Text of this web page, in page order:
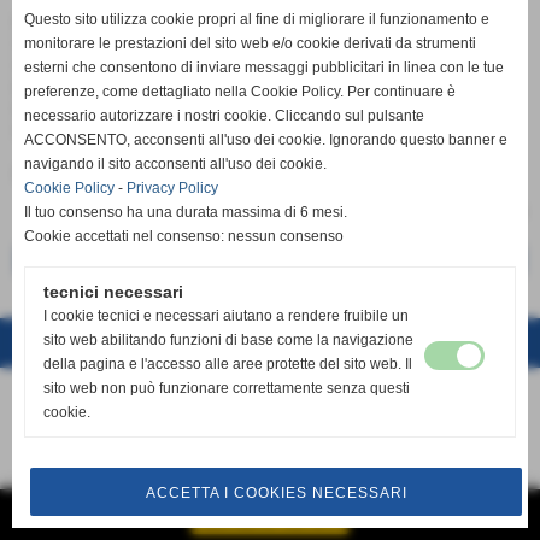
LA CIU CIU OFFIDA VOLLEY SI COMPLIMENTA CON LA
SCAVOLINI PESARO PER LA VITTORIADEL SECONDO
SCUDETTO CONSECUTIVO E PER LA VITTORIA DEL TITOLO
REGIONALE DA PARTE DELL´ UNDER 14 VINCITRICE DELL´
ULTIA EDIZIONE DELL´ OFFIDA INTERNATIONAL VOLLEY
CUP!!!
Fonte:UFFICIO STAMPA
Realizzazione siti web www.sitoper.it
Questo sito utilizza cookie propri al fine di migliorare il funzionamento e
monitorare le prestazioni del sito web e/o cookie derivati da strumenti
esterni che consentono di inviare messaggi pubblicitari in linea con le tue
preferenze, come dettagliato nella Cookie Policy. Per continuare è
necessario autorizzare i nostri cookie. Cliccando sul pulsante
ACCONSENTO, acconsenti all'uso dei cookie. Ignorando questo banner e
navigando il sito acconsenti all'uso dei cookie.
Cookie Policy - Privacy Policy
Il tuo consenso ha una durata massima di 6 mesi.
Cookie accettati nel consenso: nessun consenso
tecnici necessari
I cookie tecnici e necessari aiutano a rendere fruibile un
sito web abilitando funzioni di base come la navigazione
della pagina e l'accesso alle aree protette del sito web. Il
sito web non può funzionare correttamente senza questi
cookie.
ACCETTA I COOKIES NECESSARI
GESTISCI IL TUO SITO